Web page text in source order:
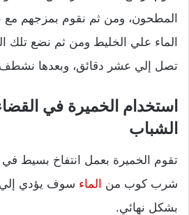
المطحون، ومن ثم نقوم بمزجهم
الماء علي الخليط ومن ثم نضع تلك
تصل إلي عشر دقائق، وبعدها نشطف
استخدام الخميرة في
الشباب
تقوم الخميرة بعمل انتفاخ بسيط في
شرب كوب من الماء سوف يؤدي إلي
بشكل نهائي.